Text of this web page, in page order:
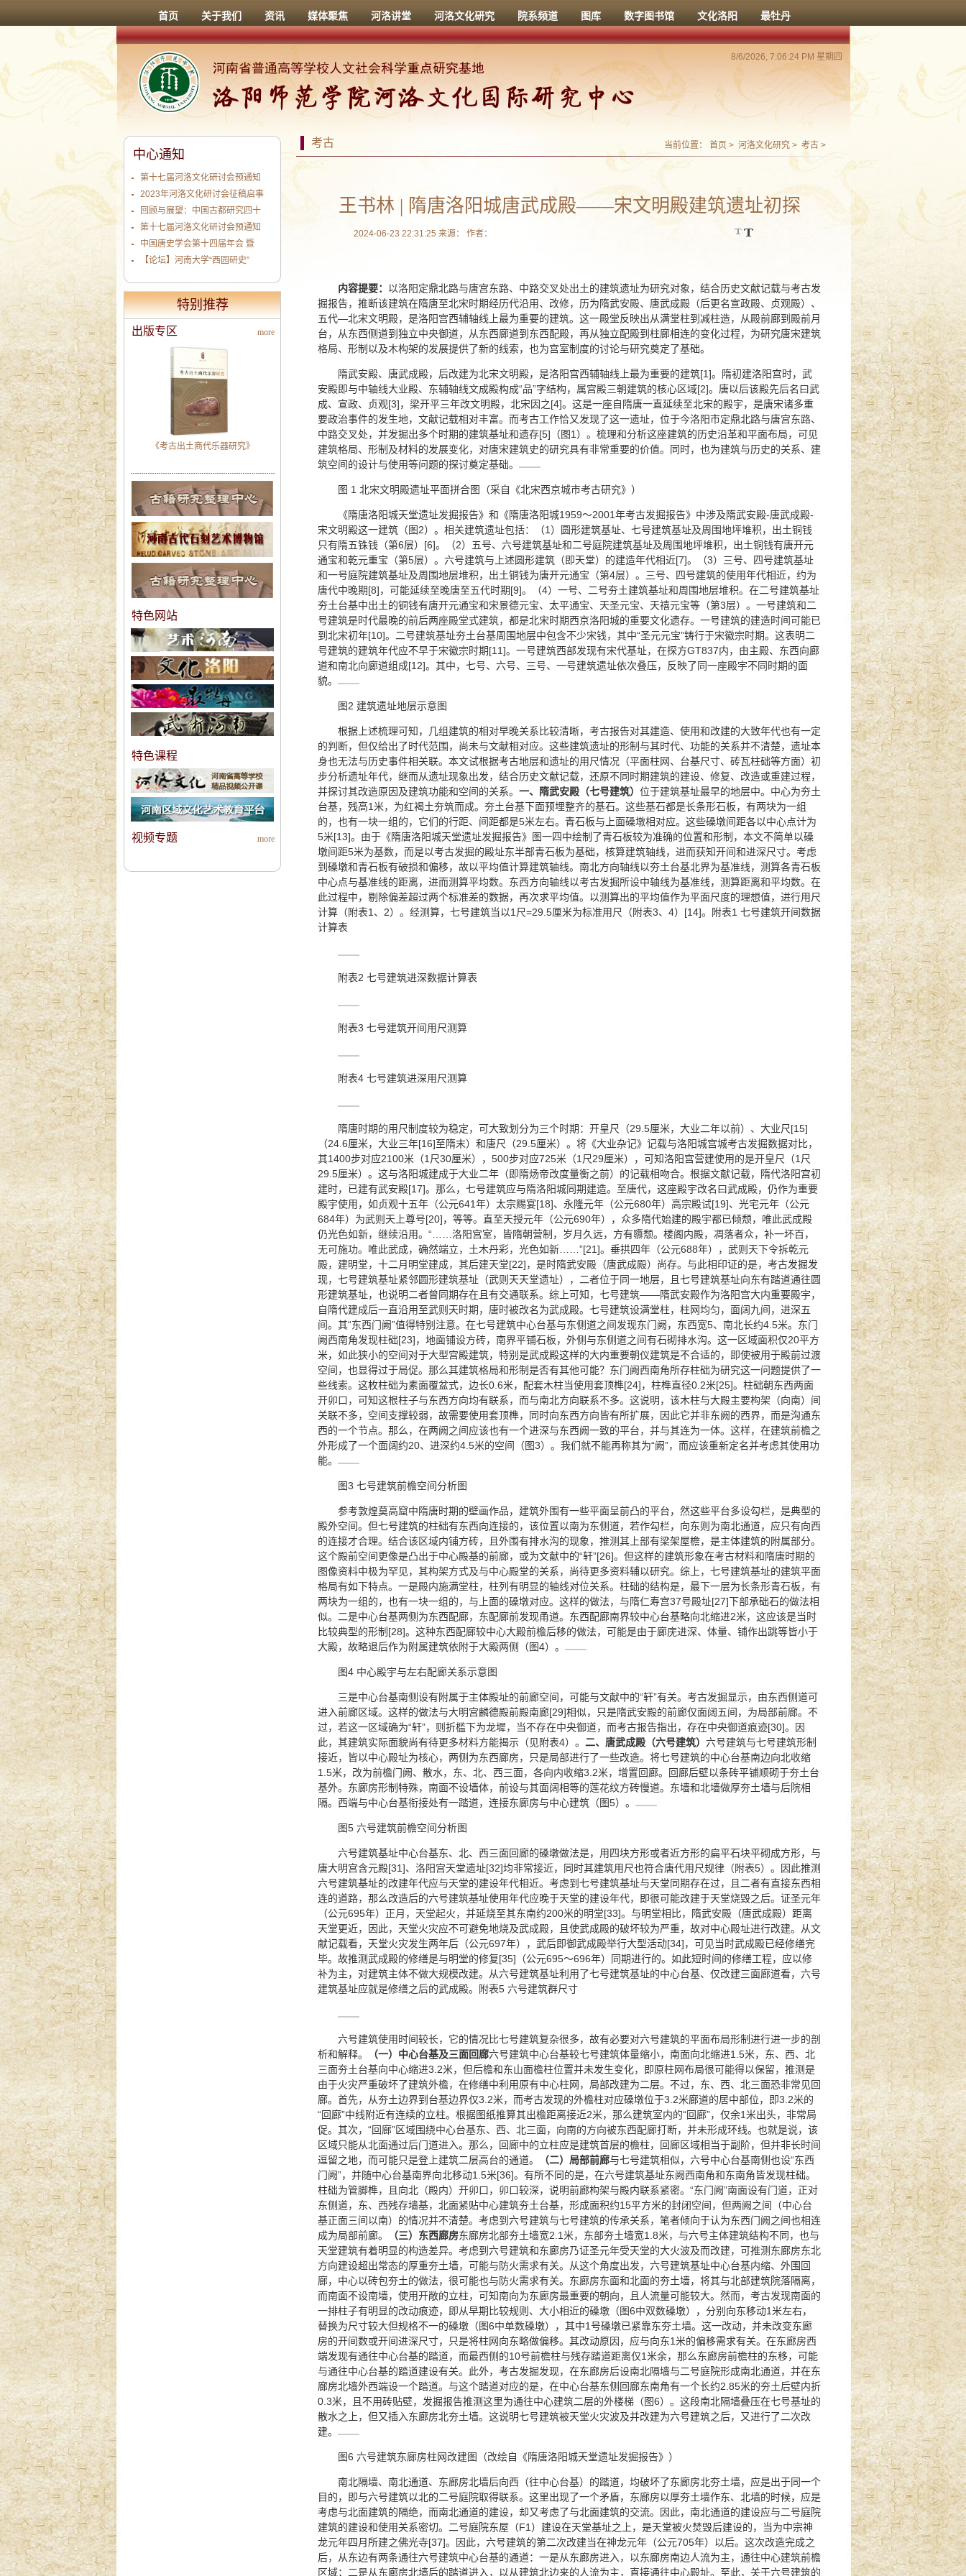
首页 关于我们 资讯 媒体聚焦 河洛讲堂 河洛文化研究 院系频道 图库 数字图书馆 文化洛阳 最牡丹
8/6/2026, 7:06:26 PM 星期四
考古 当前位置： 首页 > 河洛文化研究 > 考古 >
王书林 | 隋唐洛阳城唐武成殿——宋文明殿建筑遗址初探
2024-06-23 22:31:25 来源： 作者：
内容提要： 以洛阳定鼎北路与唐宫东路、中路交叉处出土的建筑遗址为研究对象，结合历史文献记载与考古发
掘报告，推断该建筑在隋唐至北宋时期经历代沿用、改修，历为隋武安殿、唐武成殿（后更名宣政殿、贞观殿）、
五代—北宋文明殿，是洛阳宫西辅轴线上最为重要的建筑。这一殿堂反映出从满堂柱到减柱造，从殿前廊到殿前月
台，从东西侧道到独立中央御道，从东西廊道到东西配殿，再从独立配殿到柱廊相连的变化过程，为研究唐宋建筑
格局、形制以及木构架的发展提供了新的线索，也为宫室制度的讨论与研究奠定了基础。
隋武安殿、唐武成殿，后改建为北宋文明殿，是洛阳宫西辅轴线上最为重要的建筑[1]。隋初建洛阳宫时，武
安殿即与中轴线大业殿、东辅轴线文成殿构成“品”字结构，属宫殿三朝建筑的核心区域[2]。唐以后该殿先后名曰武
成、宣政、贞观[3]，梁开平三年改文明殿，北宋因之[4]。这是一座自隋唐一直延续至北宋的殿宇，是唐宋诸多重
要政治事件的发生地，文献记载相对丰富。而考古工作恰又发现了这一遗址，位于今洛阳市定鼎北路与唐宫东路、
中路交叉处，并发掘出多个时期的建筑基址和遗存[5]（图1）。梳理和分析这座建筑的历史沿革和平面布局，可见
建筑格局、形制及材料的发展变化，对唐宋建筑史的研究具有非常重要的价值。同时，也为建筑与历史的关系、建
筑空间的设计与使用等问题的探讨奠定基础。
图 1 北宋文明殿遗址平面拼合图（采自《北宋西京城市考古研究》）
《隋唐洛阳城天堂遗址发掘报告》和《隋唐洛阳城1959～2001年考古发掘报告》中涉及隋武安殿-唐武成殿-
宋文明殿这一建筑（图2）。相关建筑遗址包括：（1）圆形建筑基址、七号建筑基址及周围地坪堆积，出土铜钱
只有隋五铢钱（第6层）[6]。（2）五号、六号建筑基址和二号庭院建筑基址及周围地坪堆积，出土铜钱有唐开元
通宝和乾元重宝（第5层）。六号建筑与上述圆形建筑（即天堂）的建造年代相近[7]。（3）三号、四号建筑基址
和一号庭院建筑基址及周围地层堆积，出土铜钱为唐开元通宝（第4层）。三号、四号建筑的使用年代相近，约为
唐代中晚期[8]，可能延续至晚唐至五代时期[9]。（4）一号、二号夯土建筑基址和周围地层堆积。在二号建筑基址
夯土台基中出土的铜钱有唐开元通宝和宋景德元宝、太平通宝、天圣元宝、天禧元宝等（第3层）。一号建筑和二
号建筑是时代最晚的前后两座殿堂式建筑，都是北宋时期西京洛阳城的重要文化遗存。一号建筑的建造时间可能已
到北宋初年[10]。二号建筑基址夯土台基周围地层中包含不少宋钱，其中“圣元元宝”铸行于宋徽宗时期。这表明二
号建筑的建筑年代应不早于宋徽宗时期[11]。一号建筑西部发现有宋代基址，在探方GT837内，由主殿、东西向廊
道和南北向廊道组成[12]。其中，七号、六号、三号、一号建筑遗址依次叠压，反映了同一座殿宇不同时期的面
貌。
图2 建筑遗址地层示意图
根据上述梳理可知，几组建筑的相对早晚关系比较清晰，考古报告对其建造、使用和改建的大致年代也有一定
的判断，但仅给出了时代范围，尚未与文献相对应。这些建筑遗址的形制与其时代、功能的关系并不清楚，遗址本
身也无法与历史事件相关联。本文试根据考古地层和遗址的用尺情况（平面柱网、台基尺寸、砖瓦柱础等方面）初
步分析遗址年代，继而从遗址现象出发，结合历史文献记载，还原不同时期建筑的建设、修复、改造或重建过程，
并探讨其改造原因及建筑功能和空间的关系。 一、隋武安殿（七号建筑） 位于建筑基址最早的地层中。中心为夯土
台基，残高1米，为红褐土夯筑而成。夯土台基下面预埋整齐的基石。这些基石都是长条形石板，有两块为一组
的，也有一块一组的，它们的行距、间距都是5米左右。青石板与上面磉墩相对应。这些磉墩间距各以中心点计为
5米[13]。由于《隋唐洛阳城天堂遗址发掘报告》图一四中绘制了青石板较为准确的位置和形制，本文不简单以磉
墩间距5米为基数，而是以考古发掘的殿址东半部青石板为基础，核算建筑轴线，进而获知开间和进深尺寸。考虑
到磉墩和青石板有破损和偏移，故以平均值计算建筑轴线。南北方向轴线以夯土台基北界为基准线，测算各青石板
中心点与基准线的距离，进而测算平均数。东西方向轴线以考古发掘所设中轴线为基准线，测算距离和平均数。在
此过程中，剔除偏差超过两个标准差的数据，再次求平均值。以测算出的平均值作为平面尺度的理想值，进行用尺
计算（附表1、2）。经测算，七号建筑当以1尺=29.5厘米为标准用尺（附表3、4）[14]。附表1 七号建筑开间数据
计算表
附表2 七号建筑进深数据计算表
附表3 七号建筑开间用尺测算
附表4 七号建筑进深用尺测算
隋唐时期的用尺制度较为稳定，可大致划分为三个时期：开皇尺（29.5厘米，大业二年以前）、大业尺[15]
（24.6厘米，大业三年[16]至隋末）和唐尺（29.5厘米）。将《大业杂记》记载与洛阳城宫城考古发掘数据对比，
其1400步对应2100米（1尺30厘米），500步对应725米（1尺29厘米），可知洛阳宫营建使用的是开皇尺（1尺
29.5厘米）。这与洛阳城建成于大业二年（即隋炀帝改度量衡之前）的记载相吻合。根据文献记载，隋代洛阳宫初
建时，已建有武安殿[17]。那么，七号建筑应与隋洛阳城同期建造。至唐代，这座殿宇改名曰武成殿，仍作为重要
殿宇使用，如贞观十五年（公元641年）太宗赐宴[18]、永隆元年（公元680年）高宗殿试[19]、光宅元年（公元
684年）为武则天上尊号[20]，等等。直至天授元年（公元690年），众多隋代始建的殿宇都已倾颓，唯此武成殿
仍光色如新，继续沿用。“……洛阳宫室，皆隋朝营制，岁月久远，方有隳颓。楼阁内殿，凋落者众，补一坏百，
无可施功。唯此武成，确然端立，土木丹彩，光色如新……”[21]。垂拱四年（公元688年），武则天下令拆乾元
殿，建明堂，十二月明堂建成，其后建天堂[22]，是时隋武安殿（唐武成殿）尚存。与此相印证的是，考古发掘发
现，七号建筑基址紧邻圆形建筑基址（武则天天堂遗址），二者位于同一地层，且七号建筑基址向东有踏道通往圆
形建筑基址，也说明二者曾同期存在且有交通联系。综上可知，七号建筑——隋武安殿作为洛阳宫大内重要殿宇，
自隋代建成后一直沿用至武则天时期，唐时被改名为武成殿。七号建筑设满堂柱，柱网均匀，面阔九间，进深五
间。其“东西门阙”值得特别注意。在七号建筑中心台基与东侧道之间发现东门阙，东西宽5、南北长约4.5米。东门
阙西南角发现柱础[23]，地面铺设方砖，南界平铺石板，外侧与东侧道之间有石砌排水沟。这一区域面积仅20平方
米，如此狭小的空间对于大型宫殿建筑，特别是武成殿这样的大内重要朝仪建筑是不合适的，即使被用于殿前过渡
空间，也显得过于局促。那么其建筑格局和形制是否有其他可能？东门阙西南角所存柱础为研究这一问题提供了一
些线索。这枚柱础为素面覆盆式，边长0.6米，配套木柱当使用套顶榫[24]，柱榫直径0.2米[25]。柱础朝东西两面
开卯口，可知这根柱子与东西方向均有联系，而与南北方向联系不多。这说明，该木柱与大殿主要构架（向南）间
关联不多，空间支撑较弱，故需要使用套顶榫，同时向东西方向皆有所扩展，因此它并非东阙的西界，而是沟通东
西的一个节点。那么，在两阙之间应该也有一个进深与东西阙一致的平台，并与其连为一体。这样，在建筑前檐之
外形成了一个面阔约20、进深约4.5米的空间（图3）。我们就不能再称其为“阙”，而应该重新定名并考虑其使用功
能。
图3 七号建筑前檐空间分析图
参考敦煌莫高窟中隋唐时期的壁画作品，建筑外围有一些平面呈前凸的平台，然这些平台多设勾栏，是典型的
殿外空间。但七号建筑的柱础有东西向连接的，该位置以南为东侧道，若作勾栏，向东则为南北通道，应只有向西
的连接才合理。结合该区域内铺方砖，且外围有排水沟的现象，推测其上部有梁架屋檐，是主体建筑的附属部分。
这个殿前空间更像是凸出于中心殿基的前廊，或为文献中的“轩”[26]。但这样的建筑形象在考古材料和隋唐时期的
图像资料中极为罕见，其构架方式及与中心殿堂的关系，尚待更多资料辅以研究。综上，七号建筑基址的建筑平面
格局有如下特点。一是殿内施满堂柱，柱列有明显的轴线对位关系。柱础的结构是，最下一层为长条形青石板，有
两块为一组的，也有一块一组的，与上面的磉墩对应。这样的做法，与隋仁寿宫37号殿址[27]下部承础石的做法相
似。二是中心台基两侧为东西配廊，东配廊前发现甬道。东西配廊南界较中心台基略向北缩进2米，这应该是当时
比较典型的形制[28]。这种东西配廊较中心大殿前檐后移的做法，可能是由于廊庑进深、体量、铺作出跳等皆小于
大殿，故略退后作为附属建筑依附于大殿两侧（图4）。
图4 中心殿宇与左右配廊关系示意图
三是中心台基南侧设有附属于主体殿址的前廊空间，可能与文献中的“轩”有关。考古发掘显示，由东西侧道可
进入前廊区域。这样的做法与大明宫麟德殿前殿南廊[29]相似，只是隋武安殿的前廊仅面阔五间，为局部前廊。不
过，若这一区域确为“轩”，则折槛下为龙墀，当不存在中央御道，而考古报告指出，存在中央御道痕迹[30]。因
此，其建筑实际面貌尚有待更多材料方能揭示（见附表4）。 二、唐武成殿（六号建筑） 六号建筑与七号建筑形制
接近，皆以中心殿址为核心，两侧为东西廊房，只是局部进行了一些改造。将七号建筑的中心台基南边向北收缩
1.5米，改为前檐门阙、散水，东、北、西三面，各向内收缩3.2米，增置回廊。回廊后壁以条砖平铺顺砌于夯土台
基外。东廊房形制特殊，南面不设墙体，前设与其面阔相等的莲花纹方砖慢道。东墙和北墙做厚夯土墙与后院相
隔。西端与中心台基衔接处有一踏道，连接东廊房与中心建筑（图5）。
图5 六号建筑前檐空间分析图
六号建筑基址中心台基东、北、西三面回廊的磉墩做法是，用四块方形或者近方形的扁平石块平砌成方形，与
唐大明宫含元殿[31]、洛阳宫天堂遗址[32]均非常接近，同时其建筑用尺也符合唐代用尺规律（附表5）。因此推测
六号建筑基址的改建年代应与天堂的建设年代相近。考虑到七号建筑基址与天堂同期存在过，且二者有直接东西相
连的道路，那么改造后的六号建筑基址使用年代应晚于天堂的建设年代，即很可能改建于天堂烧毁之后。证圣元年
（公元695年）正月，天堂起火，并延烧至其东南约200米的明堂[33]。与明堂相比，隋武安殿（唐武成殿）距离
天堂更近，因此，天堂火灾应不可避免地烧及武成殿，且使武成殿的破坏较为严重，故对中心殿址进行改建。从文
献记载看，天堂火灾发生两年后（公元697年），武后即御武成殿举行大型活动[34]，可见当时武成殿已经修缮完
毕。故推测武成殿的修缮是与明堂的修复[35]（公元695～696年）同期进行的。如此短时间的修缮工程，应以修
补为主，对建筑主体不做大规模改建。从六号建筑基址利用了七号建筑基址的中心台基、仅改建三面廊道看，六号
建筑基址应就是修缮之后的武成殿。附表5 六号建筑群尺寸
六号建筑使用时间较长，它的情况比七号建筑复杂很多，故有必要对六号建筑的平面布局形制进行进一步的剖
析和解释。
（一）中心台基及三面回廊六号建筑中心台基较七号建筑体量缩小，南面向北缩进1.5米，东、西、北
三面夯土台基向中心缩进3.2米，但后檐和东山面檐柱位置并未发生变化，即原柱网布局很可能得以保留，推测是
由于火灾严重破坏了建筑外檐，在修缮中利用原有中心柱网，局部改建为二层。不过，东、西、北三面恐非常见回
廊。首先，从夯土边界到台基边界仅3.2米，而考古发现的外檐柱对应磉墩位于3.2米廊道的居中部位，即3.2米的
“回廊”中线附近有连续的立柱。根据图纸推算其出檐距离接近2米，那么建筑室内的“回廊”，仅余1米出头，非常局
促。其次，“回廊”区域围绕中心台基东、西、北三面，向南的方向被东西配廊打断，并未形成环线。也就是说，该
区域只能从北面通过后门道进入。那么，回廊中的立柱应是建筑首层的檐柱，回廊区域相当于副阶，但并非长时间
逗留之地，而可能只是登上建筑二层高台的通道。
（二）局部前廊与七号建筑相似，六号中心台基南侧也设“东西
门阙”，并随中心台基南界向北移动1.5米[36]。有所不同的是，在六号建筑基址东阙西南角和东南角皆发现柱础。
柱础为管脚榫，且向北（殿内）开卯口，卯口较深，说明前廊构架与殿内联系紧密。“东门阙”南面设有门道，正对
东侧道，东、西残存墙基，北面紧贴中心建筑夯土台基，形成面积约15平方米的封闭空间，但两阙之间（中心台
基正面三间以南）的情况并不清楚。考虑到六号建筑与七号建筑的传承关系，笔者倾向于认为东西门阙之间也相连
成为局部前廊。
（三）东西廊房东廊房北部夯土墙宽2.1米，东部夯土墙宽1.8米，与六号主体建筑结构不同，也与
天堂建筑有着明显的构造差异。考虑到六号建筑和东廊房乃证圣元年受天堂的大火波及而改建，可推测东廊房东北
方向建设超出常态的厚重夯土墙，可能与防火需求有关。从这个角度出发，六号建筑基址中心台基内缩、外围回
廊，中心以砖包夯土的做法，很可能也与防火需求有关。东廊房东面和北面的夯土墙，将其与北部建筑院落隔离，
而南面不设南墙，使用开敞的立柱，可知南向为东廊房最重要的朝向，且人流量可能较大。然而，考古发现南面的
一排柱子有明显的改动痕迹，即从早期比较规则、大小相近的磉墩（图6中双数磉墩），分别向东移动1米左右，
替换为尺寸较大但规格不一的磉墩（图6中单数磉墩），其中1号磉墩已紧靠东夯土墙。这一改动，并未改变东廊
房的开间数或开间进深尺寸，只是将柱网向东略做偏移。其改动原因，应与向东1米的偏移需求有关。在东廊房西
端发现有通往中心台基的踏道，而最西侧的10号前檐柱与残存踏道距离仅1米余，那么东廊房前檐柱的东移，可能
与通往中心台基的踏道建设有关。此外，考古发掘发现，在东廊房后设南北隔墙与二号庭院形成南北通道，并在东
廊房北墙外西端设一个踏道。与这个踏道对应的是，在中心台基东侧回廊东南角有一个长约2.85米的夯土后壁内折
0.3米，且不用砖贴壁，发掘报告推测这里为通往中心建筑二层的外楼梯（图6）。这段南北隔墙叠压在七号基址的
散水之上，但又插入东廊房北夯土墙。这说明七号建筑被天堂火灾波及并改建为六号建筑之后，又进行了二次改
建。
图6 六号建筑东廊房柱网改建图（改绘自《隋唐洛阳城天堂遗址发掘报告》）
南北隔墙、南北通道、东廊房北墙后向西（往中心台基）的踏道，均破坏了东廊房北夯土墙，应是出于同一个
目的，即与六号建筑以北的二号庭院取得联系。这里出现了一个矛盾，东廊房以厚夯土墙作东、北墙的时候，应是
考虑与北面建筑的隔绝，而南北通道的建设，却又考虑了与北面建筑的交流。因此，南北通道的建设应与二号庭院
建筑的建设和使用关系密切。二号庭院东屋（F1）建设在天堂基址之上，是天堂被火焚毁后建设的，当为中宗神
龙元年四月所建之佛光寺[37]。因此，六号建筑的第二次改建当在神龙元年（公元705年）以后。这次改造完成之
后，从东边有两条通往六号建筑中心台基的通道：一是从东廊房进入，以东廊房南边人流为主，通往中心建筑前檐
区域；二是从东廊房北墙后的踏道进入，以从建筑北边来的人流为主，直接通往中心殿址。至此，关于六号建筑的
中心通知
第十七届河洛文化研讨会预通知
2023年河洛文化研讨会征稿启事
回顾与展望：中国古都研究四十
第十七届河洛文化研讨会预通知
中国唐史学会第十四届年会 暨
【论坛】河南大学“西园研史”
特别推荐
more
出版专区
《考古出土商代乐器研究》
特色网站
特色课程
more
视频专题